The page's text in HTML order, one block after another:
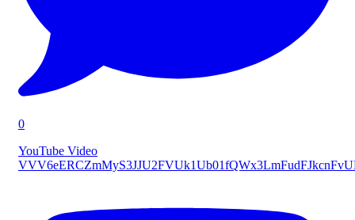
0
YouTube Video